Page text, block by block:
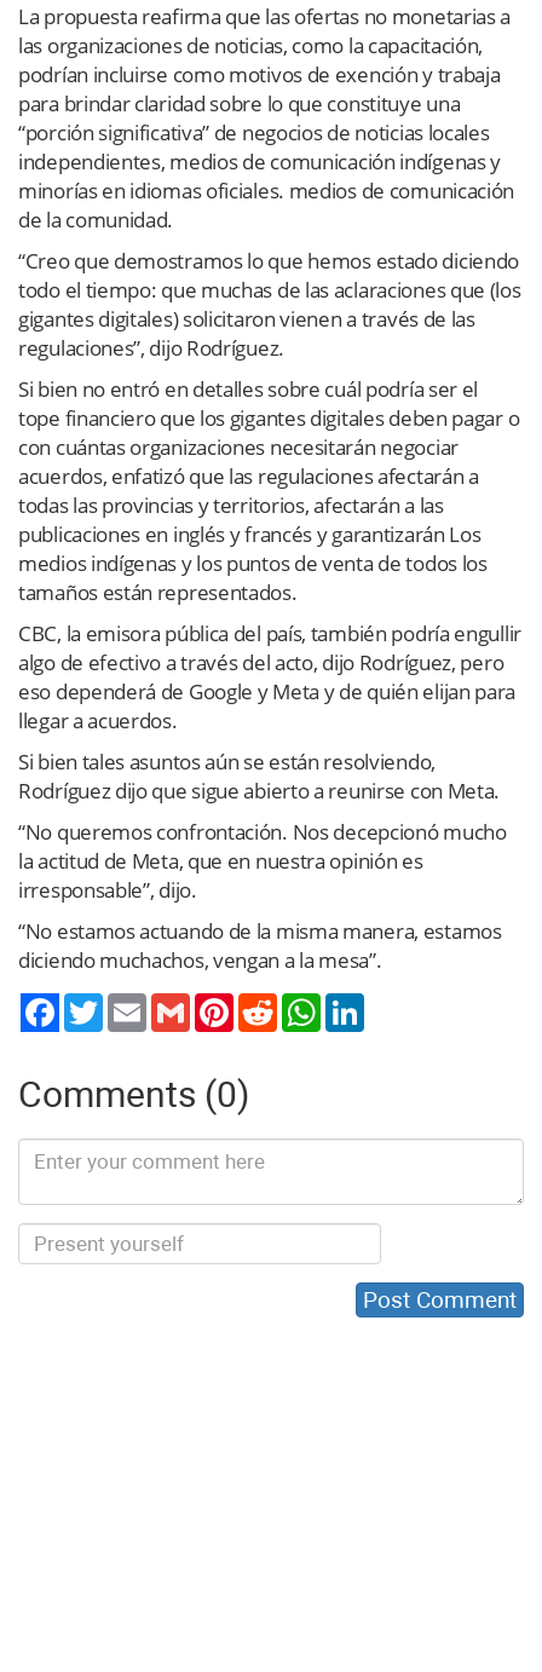
La propuesta reafirma que las ofertas no monetarias a
las organizaciones de noticias, como la capacitación,
podrían incluirse como motivos de exención y trabaja
para brindar claridad sobre lo que constituye una
“porción significativa” de negocios de noticias locales
independientes, medios de comunicación indígenas y
minorías en idiomas oficiales. medios de comunicación
de la comunidad.
“Creo que demostramos lo que hemos estado diciendo
todo el tiempo: que muchas de las aclaraciones que (los
gigantes digitales) solicitaron vienen a través de las
regulaciones”, dijo Rodríguez.
Si bien no entró en detalles sobre cuál podría ser el
tope financiero que los gigantes digitales deben pagar o
con cuántas organizaciones necesitarán negociar
acuerdos, enfatizó que las regulaciones afectarán a
todas las provincias y territorios, afectarán a las
publicaciones en inglés y francés y garantizarán Los
medios indígenas y los puntos de venta de todos los
tamaños están representados.
CBC, la emisora pública del país, también podría engullir
algo de efectivo a través del acto, dijo Rodríguez, pero
eso dependerá de Google y Meta y de quién elijan para
llegar a acuerdos.
Si bien tales asuntos aún se están resolviendo,
Rodríguez dijo que sigue abierto a reunirse con Meta.
“No queremos confrontación. Nos decepcionó mucho
la actitud de Meta, que en nuestra opinión es
irresponsable”, dijo.
“No estamos actuando de la misma manera, estamos
diciendo muchachos, vengan a la mesa”.
TwitterEmail Gmail PinterestReddit WhatsApp
Comments (0)